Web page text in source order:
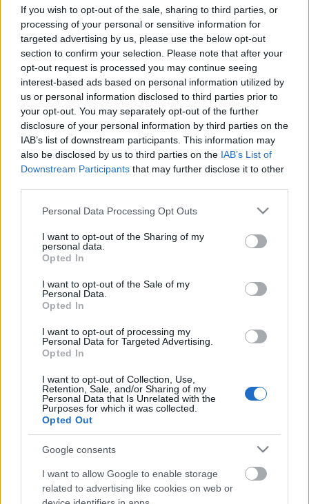
If you wish to opt-out of the sale, sharing to third parties, or
processing of your personal or sensitive information for
targeted advertising by us, please use the below opt-out
section to confirm your selection. Please note that after your
opt-out request is processed you may continue seeing
interest-based ads based on personal information utilized by
us or personal information disclosed to third parties prior to
your opt-out. You may separately opt-out of the further
disclosure of your personal information by third parties on the
IAB’s list of downstream participants. This information may
also be disclosed by us to third parties on the IAB’s List of
Downstream Participants that may further disclose it to other
Please note that this website/app uses one or more Google
not limited to your visit or usage behaviour. You may click to
grant or deny consent to Google and its third-party tags to
use your data for below specified purposes in below Google
consent section.
Personal Data Processing Opt Outs
I want to opt-out of the Sharing of my
personal data.
Opted In
I want to opt-out of the Sale of my
Personal Data.
Opted In
I want to opt-out of processing my
Personal Data for Targeted Advertising.
Opted In
I want to opt-out of Collection, Use,
Retention, Sale, and/or Sharing of my
Personal Data that Is Unrelated with the
Purposes for which it was collected.
Opted Out
Google consents
I want to allow Google to enable storage
related to advertising like cookies on web or
szakmai szervezet tagsága többfordulós szavazás
útján dönt arról, ki kapja az elismerést. Az
életműdíjat először 2011-ben adták át a kritikusok
Törőcsik Marinak. 2012-benSenkálszky Endre
kolozsvári színművész, 2013-banZsámbéki Gábor
rendező kapta az elismerést.
A negyedik díjazottFodor Tamásrendező, színész, a
Stúdió K alapítója.
„A fiatalok főleg színészként ismerhetik. Legutóbb
őszülő szakállas nőként pompázott I. Erzsébet, a
sértett szűz királynő szerepében egy független
előadásban. Igazi bohóc, a keményebb fajtából, aki
bántóan tud lovai közé csördíteni. Másik szerepe,
amiben most is látható, mint talpnyaló udvaronc
Mozart körül egy magánszínházban. De sokáig
amikor mint igazgató éppen jegyet szedett. Abban a
színházban, a Stúdió K-ban, amit alapított és
színháza piciny kormányát. Valahogy mindig a
periférián, az erőtől, hatalomtól mentes széleken
alkotott, ma is ott kell keresni” – írja róla
laudációjábanTompa Andrea
elnöke.